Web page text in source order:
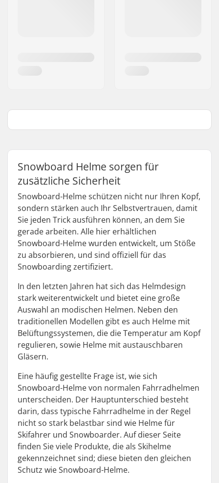
Snowboard Helme sorgen für
zusätzliche Sicherheit
Snowboard-Helme schützen nicht nur Ihren Kopf,
sondern stärken auch Ihr Selbstvertrauen, damit
Sie jeden Trick ausführen können, an dem Sie
gerade arbeiten. Alle hier erhältlichen
Snowboard-Helme wurden entwickelt, um Stöße
zu absorbieren, und sind offiziell für das
Snowboarding zertifiziert.
In den letzten Jahren hat sich das Helmdesign
stark weiterentwickelt und bietet eine große
Auswahl an modischen Helmen. Neben den
traditionellen Modellen gibt es auch Helme mit
Belüftungssystemen, die die Temperatur am Kopf
regulieren, sowie Helme mit austauschbaren
Gläsern.
Eine häufig gestellte Frage ist, wie sich
Snowboard-Helme von normalen Fahrradhelmen
unterscheiden. Der Hauptunterschied besteht
darin, dass typische Fahrradhelme in der Regel
nicht so stark belastbar sind wie Helme für
Skifahrer und Snowboarder. Auf dieser Seite
finden Sie viele Produkte, die als Skihelme
gekennzeichnet sind; diese bieten den gleichen
Schutz wie Snowboard-Helme.